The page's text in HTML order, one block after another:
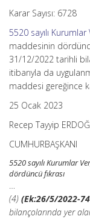
Karar Sayısı: 6728
5520 sayılı
maddesinin
31/12/2022 tarihli
itibarıyla da
maddesi gereğince
25 Ocak 2023
Recep Tayyip
CUMHURBAŞKANI
5520 sayılı Kurumlar
dördüncü fıkrası
…
(4) (Ek:26/5/2022-
bilançolarında yer